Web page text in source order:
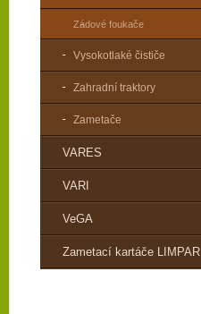
Zádové foukače
Vysokotlaké čističe
Zahradní traktory
Zametače
VARES
VARI
VeGA
Zametací kartáče LIMPAR